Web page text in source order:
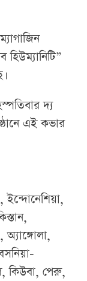
হিউম্যানিটি”
দ্য
এই কভার
ইন্দোনেশিয়া,
অ্যাঙ্গোলা,
কিউবা, পেরু,